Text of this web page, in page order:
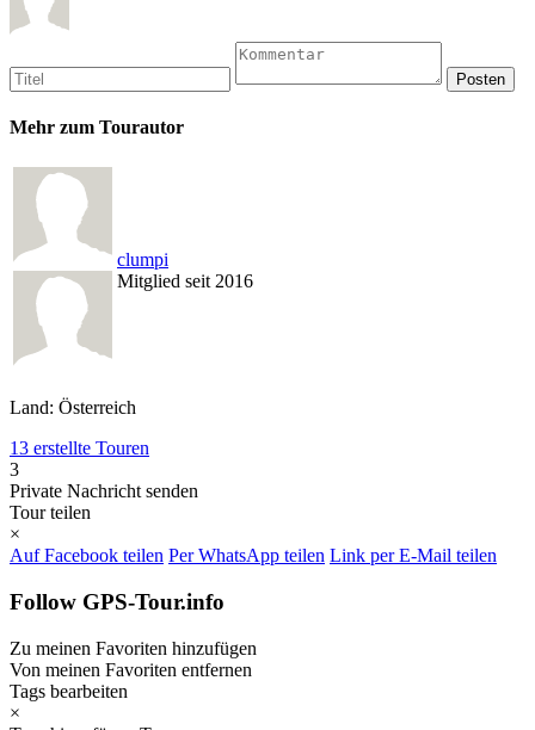
Mehr zum Tourautor
clumpi
Mitglied seit 2016
Land: Österreich
13 erstellte Touren
3
Private Nachricht senden
Tour teilen
×
Auf Facebook teilen Per WhatsApp teilen Link per E-Mail teilen
Follow GPS-Tour.info
Zu meinen Favoriten hinzufügen
Von meinen Favoriten entfernen
Tags bearbeiten
×